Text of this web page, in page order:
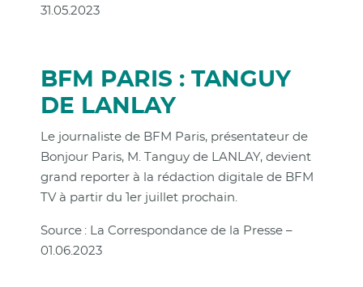
31.05.2023
BFM PARIS : TANGUY
DE LANLAY
Le journaliste de BFM Paris, présentateur de
Bonjour Paris, M. Tanguy de LANLAY, devient
grand reporter à la rédaction digitale de BFM
TV à partir du 1er juillet prochain.
Source : La Correspondance de la Presse –
01.06.2023